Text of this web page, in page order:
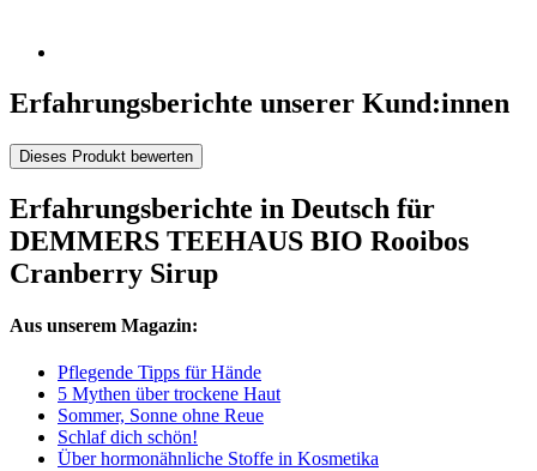
Erfahrungsberichte unserer Kund:innen
Dieses Produkt bewerten
Erfahrungsberichte in Deutsch für
DEMMERS TEEHAUS BIO Rooibos
Cranberry Sirup
Aus unserem Magazin:
Pflegende Tipps für Hände
5 Mythen über trockene Haut
Sommer, Sonne ohne Reue
Schlaf dich schön!
Über hormonähnliche Stoffe in Kosmetika